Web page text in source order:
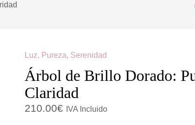
Luz, Pureza, Serenidad
Árbol de Brillo Dorado:
Claridad
210.00€ IVA Incluido